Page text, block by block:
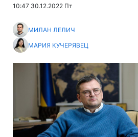
10:47 30.12.2022 Пт
МИЛАН ЛЕЛИЧ
МАРИЯ КУЧЕРЯВЕЦ